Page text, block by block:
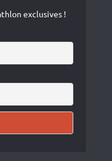
exclusives !